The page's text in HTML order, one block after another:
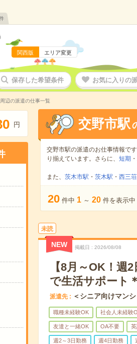
関西版 エリア変更
保存した希望条件 お気に入りの
辺の派遣の仕事一覧
0 円 交野市駅
交野市駅の派遣のお仕事情報です
り揃えています。さらに、 短期 ・
また、 茨木市駅 ・ 茨木駅 ・ 西三
20 件中 1 ～ 20 件を表示中
未読
NEW 掲載日 2026/08/08
【8月～OK！週
で生活サポート
派遣先 ＜シニア向けマンシ
職種未経験OK 社会人未経験
友達と一緒OK OA不要
週2～3日勤務 週4日勤務